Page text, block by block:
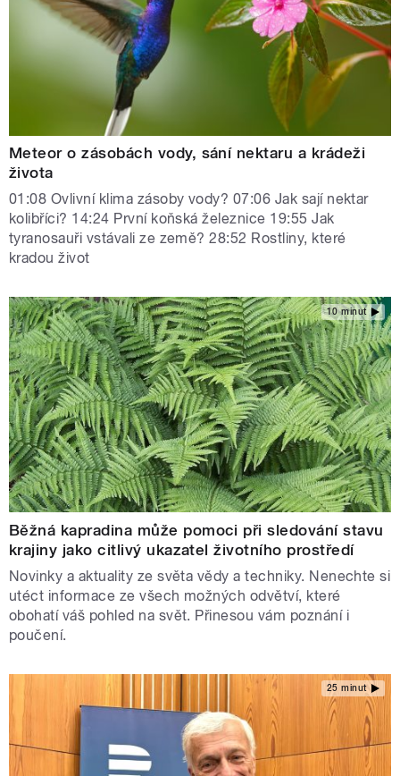
Meteor o zásobách vody, sání nektaru a krádeži
života
01:08 Ovlivní klima zásoby vody? 07:06 Jak sají nektar
kolibříci? 14:24 První koňská železnice 19:55 Jak
tyranosauři vstávali ze země? 28:52 Rostliny, které
kradou život
10 minut
Běžná kapradina může pomoci při sledování stavu
krajiny jako citlivý ukazatel životního prostředí
Novinky a aktuality ze světa vědy a techniky. Nenechte si
utéct informace ze všech možných odvětví, které
obohatí váš pohled na svět. Přinesou vám poznání i
poučení.
25 minut